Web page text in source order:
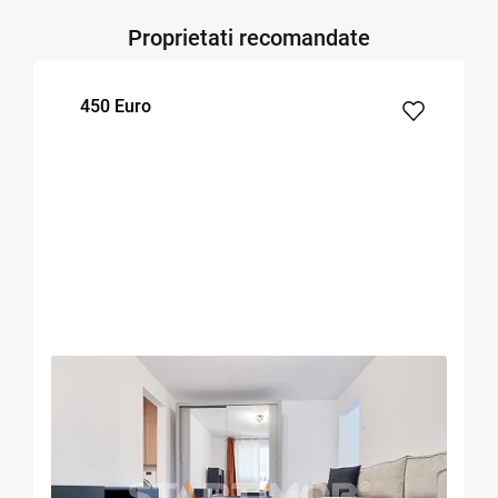
Proprietati recomandate
450 Euro
COMISION 50%
Apartament doua camere mobilat zona Onix
dormitor Etaj